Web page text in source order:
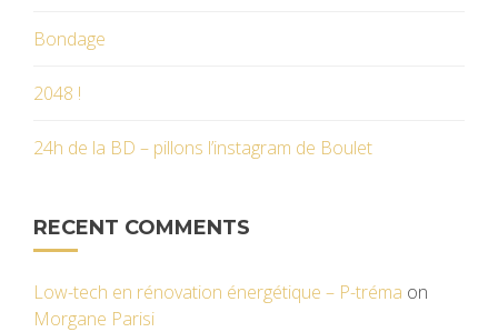
Bondage
2048 !
24h de la BD – pillons l’instagram de Boulet
RECENT COMMENTS
Low-tech en rénovation énergétique – P-tréma on
Morgane Parisi